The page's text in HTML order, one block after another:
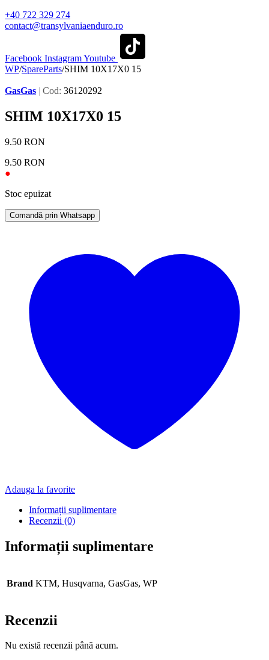
+40 722 329 274
contact@transylvaniaenduro.ro
Facebook InstagramYoutube
WP/SpareParts/SHIM 10X17X0 15
GasGas | Cod: 36120292
SHIM 10X17X0 15
9.50 RON
9.50 RON
●
Stoc epuizat
Comandă prin Whatsapp
Adauga la favorite
Informații suplimentare
Recenzii (0)
Informații suplimentare
Brand KTM, Husqvarna, GasGas, WP
Recenzii
Nu există recenzii până acum.